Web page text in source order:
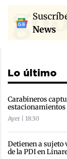
News
Lo último
Carabineros
estacionamientos
Ayer | 18:30
Detienen a sujeto
de la PDI en